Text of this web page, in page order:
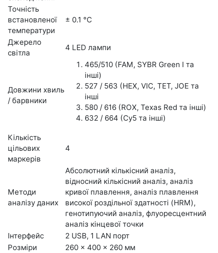
Точність
встановленої
температури
± 0.1 °С
Джерело
світла
4 LED лампи
Довжини хвиль
/ барвники
465/510 (FAM, SYBR Green I та
інші)
527 / 563 (HEX, VIC, TET, JOE та
інші
580 / 616 (ROX, Texas Red та інші)
632 / 664 (Cy5 та інші)
Кількість
цільових
маркерів
4
Методи
аналізу даних
Абсолютний кількісний аналіз,
відносний кількісний аналіз, аналіз
кривої плавлення, аналіз плавлення
високої роздільної здатності (HRM),
генотипуючий аналіз, флуоресцентний
аналіз кінцевої точки
Інтерфейс
2 USB, 1 LAN порт
Розміри
260 × 400 × 260 мм